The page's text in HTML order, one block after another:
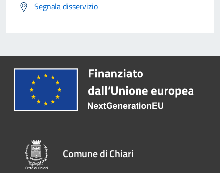
Segnala disservizio
Comune di Chiari